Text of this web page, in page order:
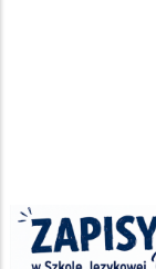
Ścieżka
Strona główna/
Organek i Blues